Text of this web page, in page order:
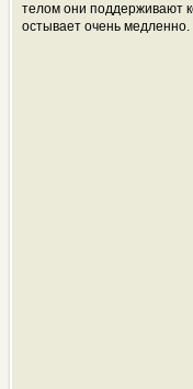
телом они поддерживают
остывает очень медленно.